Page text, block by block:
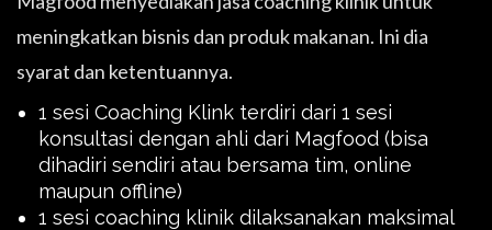
meningkatkan bisnis dan produk makanan. Ini dia
syarat dan ketentuannya.
1 sesi Coaching Klink terdiri dari 1 sesi
konsultasi dengan ahli dari Magfood (bisa
dihadiri sendiri atau bersama tim, online
maupun offline)
1 sesi coaching klinik dilaksanakan maksimal